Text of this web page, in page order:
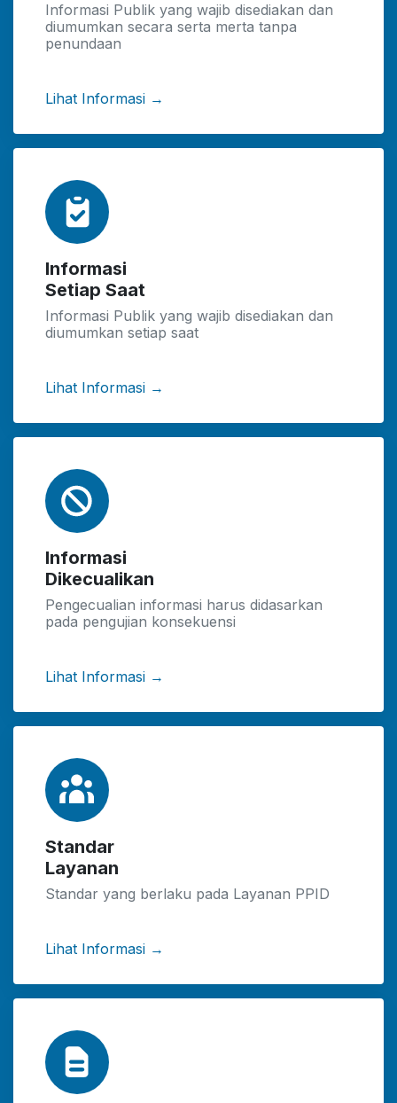
Informasi Publik yang wajib disediakan dan
diumumkan secara serta merta tanpa
penundaan
Lihat Informasi →
Informasi
Setiap Saat
Informasi Publik yang wajib disediakan dan
diumumkan setiap saat
Lihat Informasi →
Informasi
Dikecualikan
Pengecualian informasi harus didasarkan
pada pengujian konsekuensi
Lihat Informasi →
Standar
Layanan
Standar yang berlaku pada Layanan PPID
Lihat Informasi →